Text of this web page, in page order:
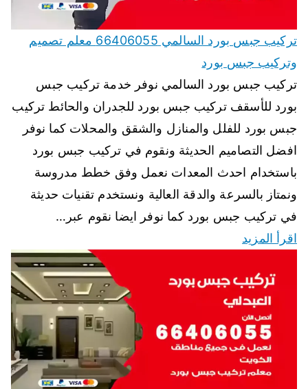
تركيب جبس بورد السالمي 66406055 معلم تصميم
وتركيب جبس بورد
تركيب جبس بورد السالمي نوفر خدمة تركيب جبس
بورد للأسقف تركيب جبس بورد للجدران والحائط تركيب
جبس بورد للفلل والمنازل والشقق والمحلات كما نوفر
افضل التصاميم الحديثة ونقوم في تركيب جبس بورد
باستخدام احدث المعدات نعمل وفق خطط مدروسة
ونمتاز بالسرعة والدقة العالية ونستخدم تقنيات حديثة
في تركيب جبس بورد كما نوفر ايضا نقوم عبر…
اقرأ المزيد